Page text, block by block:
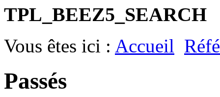
TPL_BEEZ5_SEARCH
Vous êtes ici : Accueil
Passés